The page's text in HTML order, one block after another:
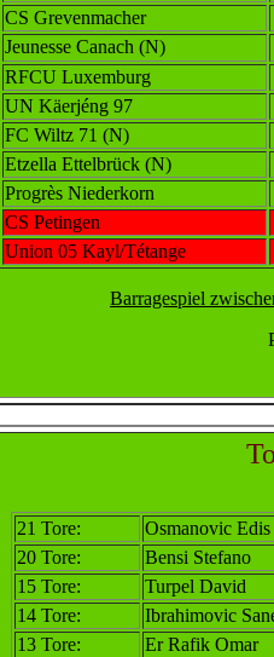
CS Grevenmacher
Jeunesse Canach (N)
RFCU Luxemburg
UN Käerjéng 97
FC Wiltz 71 (N)
Etzella Ettelbrück (N)
Progrès Niederkorn
CS Petingen
Union 05 Kayl/Tétange
Barragespiel
21 Tore:
Osmanovic Edis
20 Tore:
Bensi Stefano
15 Tore:
Turpel David
14 Tore:
Ibrahimovic
13 Tore:
Er Rafik Omar